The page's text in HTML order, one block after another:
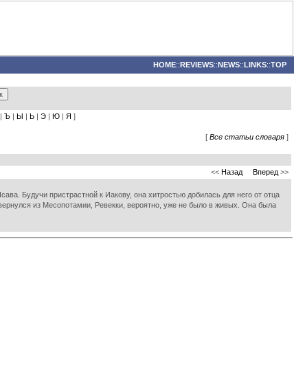
HOME::REVIEWS::NEWS::LINKS::TOP
| Ъ | Ы | Ь | Э | Ю | Я ]
[ Все статьи словаря ]
<< Назад Вперед >>
Будучи пристрастной к Иакову, она хитростью добилась для него от отца
из Месопотамии, Ревекки, вероятно, уже не было в живых. Она была